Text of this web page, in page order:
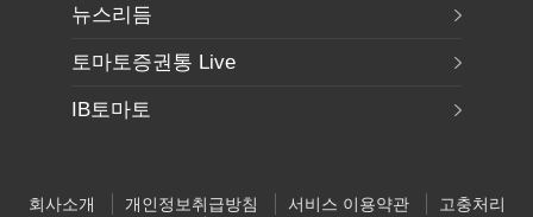
뉴스리듬
토마토증권통 Live
IB토마토
회사소개 개인정보취급방침 서비스 이용약관 고충처리